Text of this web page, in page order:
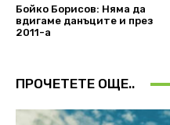
Бойко Борисов: Няма да
вдигаме данъците и през
2011-а
ПРОЧЕТЕТЕ ОЩЕ..